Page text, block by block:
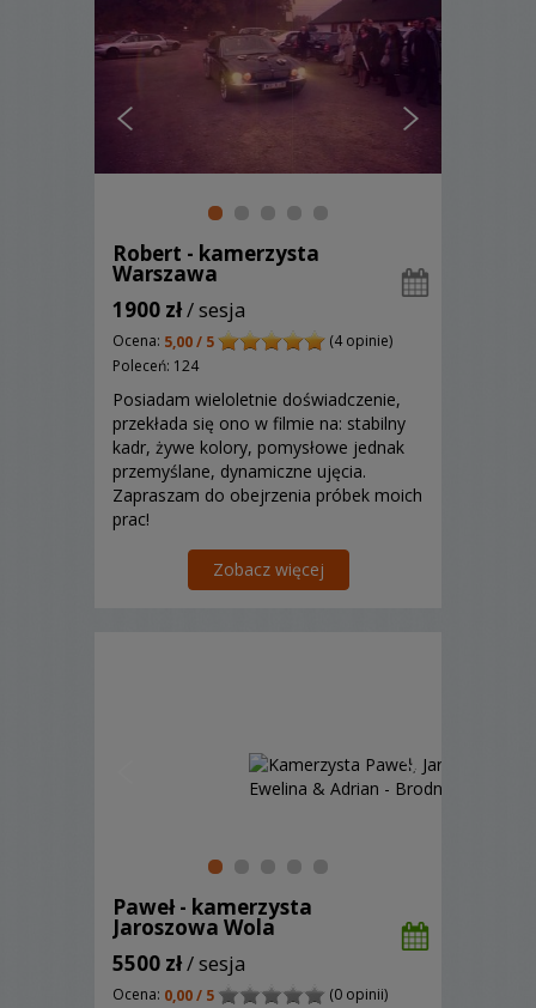
Robert - kamerzysta
Warszawa
1900 zł/ sesja
Ocena: 5,00 / 5
(4 opinie)
Poleceń: 124
Posiadam wieloletnie doświadczenie,
przekłada się ono w filmie na: stabilny
kadr, żywe kolory, pomysłowe jednak
przemyślane, dynamiczne ujęcia.
Zapraszam do obejrzenia próbek moich
prac!
Zobacz więcej
Paweł - kamerzysta
Jaroszowa Wola
5500 zł/ sesja
Ocena: 0,00 / 5
(0 opinii)